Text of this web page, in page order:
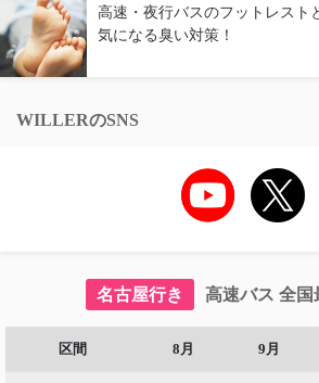
高速・夜行バスのフットレスト
気になる臭い対策！
WILLERのSNS
名古屋行き 高速バス 全国
区間 8月 9月